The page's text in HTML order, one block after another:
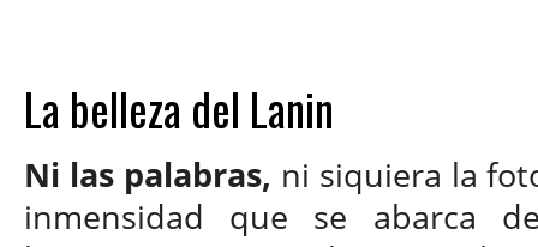
La belleza del Lanin
Ni las palabras, ni siquiera la
inmensidad que se abarca